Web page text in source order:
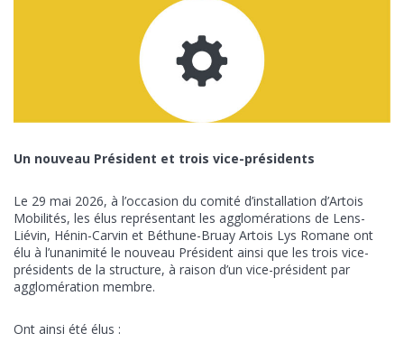
Un nouveau Président et trois vice-présidents
Le 29 mai 2026, à l’occasion du comité d’installation d’Artois
Mobilités, les élus représentant les agglomérations de Lens-
Liévin, Hénin-Carvin et Béthune-Bruay Artois Lys Romane ont
élu à l’unanimité le nouveau Président ainsi que les trois vice-
présidents de la structure, à raison d’un vice-président par
agglomération membre.
Ont ainsi été élus :